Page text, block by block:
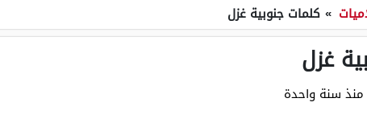
» كلمات جنوبية غزل
غزل
منذ سنة واحدة